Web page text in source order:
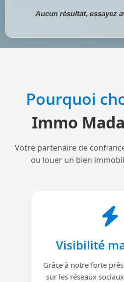
Aucun résultat, essayez
Pourquoi
Immo
Votre partenaire de
ou louer un bien
Visibilité
Grâce à notre forte
sur les réseaux